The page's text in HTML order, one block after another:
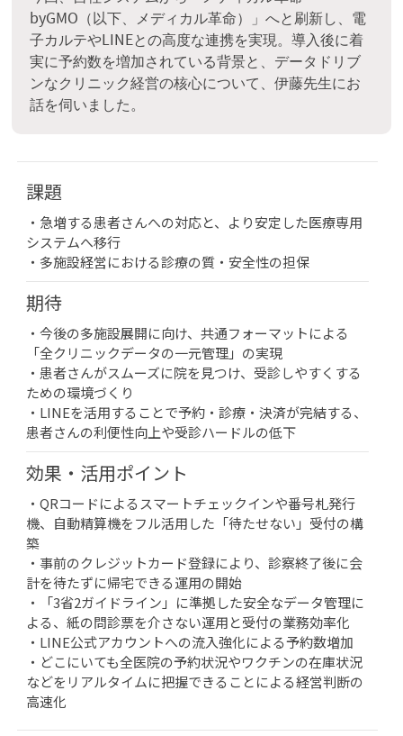
byGMO（以下、メディカル革命）」へと刷新し、電
子カルテやLINEとの高度な連携を実現。導入後に着
実に予約数を増加されている背景と、データドリブ
ンなクリニック経営の核心について、伊藤先生にお
話を伺いました。
課題
・急増する患者さんへの対応と、より安定した医療専用
システムへ移行
・多施設経営における診療の質・安全性の担保
期待
・今後の多施設展開に向け、共通フォーマットによる
「全クリニックデータの一元管理」の実現
・患者さんがスムーズに院を見つけ、受診しやすくする
ための環境づくり
・LINEを活用することで予約・診療・決済が完結する、
患者さんの利便性向上や受診ハードルの低下
効果・活用ポイント
・QRコードによるスマートチェックインや番号札発行
機、自動精算機をフル活用した「待たせない」受付の構
築
・事前のクレジットカード登録により、診察終了後に会
計を待たずに帰宅できる運用の開始
・「3省2ガイドライン」に準拠した安全なデータ管理に
よる、紙の問診票を介さない運用と受付の業務効率化
・LINE公式アカウントへの流入強化による予約数増加
・どこにいても全医院の予約状況やワクチンの在庫状況
などをリアルタイムに把握できることによる経営判断の
高速化